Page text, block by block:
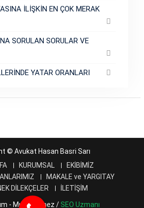
İLİŞKİN EN ÇOK MERAK
SORULAN SORULAR VE
YATAR ORANLARI
© Avukat Hasan Basri Sarı
KURUMSAL
EKİBİMİZ
MAKALE ve YARGITAY
DİLEKÇELER
İLETİŞİM
- Murat Ölmez / SEO Uzmanı